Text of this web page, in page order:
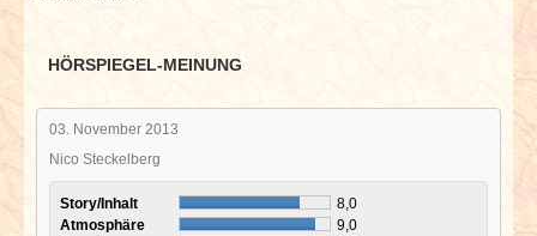
HÖRSPIEGEL-MEINUNG
03. November 2013
Nico Steckelberg
Story/Inhalt
8,0
Atmosphäre
9,0